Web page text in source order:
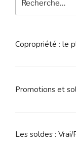
pour
Copropriété : le
Promotions et
Les soldes : Vrai/